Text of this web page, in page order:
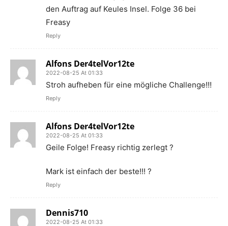
den Auftrag auf Keules Insel. Folge 36 bei
Freasy
Reply
Alfons Der4telVor12te
2022-08-25 At 01:33
Stroh aufheben für eine mögliche Challenge!!!
Reply
Alfons Der4telVor12te
2022-08-25 At 01:33
Geile Folge! Freasy richtig zerlegt ?
Mark ist einfach der beste!!! ?
Reply
Dennis710
2022-08-25 At 01:33